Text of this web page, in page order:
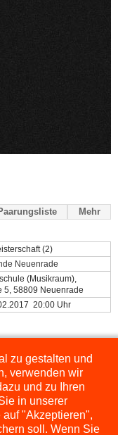
Mehr
(2)
Neuenrade
(Musikraum),
5, 58809 Neuenrade
20:00 Uhr
zu gestalten und
verwenden wir
und zu Ihren
in unserer
"Akzeptieren",
soll. Wenn Sie